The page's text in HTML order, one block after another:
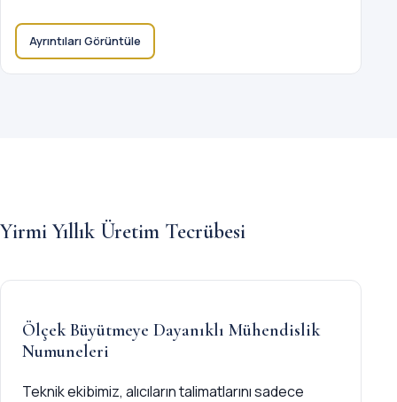
Ayrıntıları Görüntüle
Yirmi Yıllık Üretim Tecrübesi
Ölçek Büyütmeye Dayanıklı Mühendislik
Numuneleri
Teknik ekibimiz, alıcıların talimatlarını sadece